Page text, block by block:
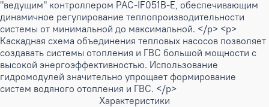
"ведущим" контроллером PAC-IF051B-E, обеспечивающим
динамичное регулирование теплопроизводительности
системы от минимальной до максимальной. </p> <p>
Каскадная схема объединения тепловых насосов позволяет
создавать системы отопления и ГВС большой мощности с
высокой энергоэффективностью. Использование
гидромодулей значительно упрощает формирование
систем водяного отопления и ГВС. </p>
Характеристики